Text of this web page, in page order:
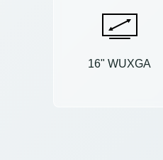
16" WUXGA